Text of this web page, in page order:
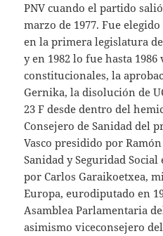
PNV cuando el partido
marzo de 1977. Fue
en la primera legislatura de
y en 1982 lo fue hasta
constitucionales, la
Gernika, la disolución de
23 F desde dentro del
Consejero de Sanidad del
Vasco presidido por
Sanidad y Seguridad
por Carlos Garaikoetxea,
Europa, eurodiputado en
Asamblea Parlamentaria
asimismo viceconsejero